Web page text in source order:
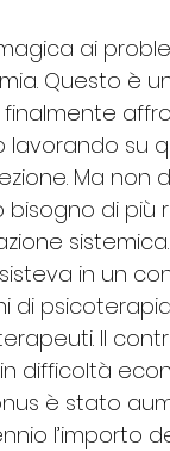
ai
Questo è
su
Ma non
di più
sistemica.
in un
di
Il
difficoltà
è stato
l’importo